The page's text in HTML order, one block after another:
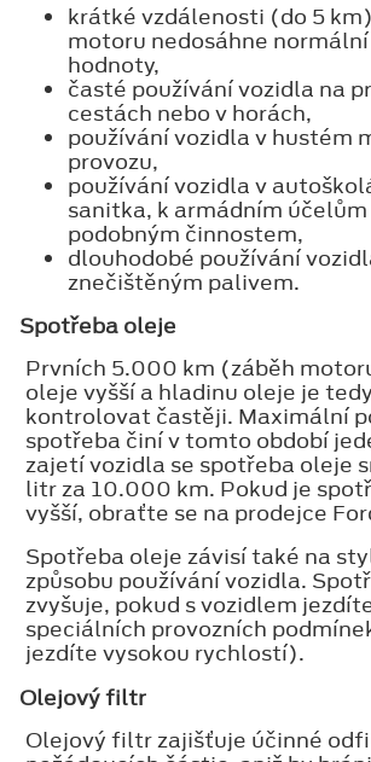
krátké vzdálenosti (do 5
motoru nedosáhne
hodnoty,
časté používání vozidla na
cestách nebo v horách,
používání vozidla v hustém
provozu,
používání vozidla v
sanitka, k armádním účelům
podobným činnostem,
dlouhodobé používání
znečištěným palivem.
Spotřeba oleje
Prvních 5.000 km (záběh
oleje vyšší a hladinu oleje je
kontrolovat častěji. Maximální
spotřeba činí v tomto období
zajetí vozidla se spotřeba oleje
litr za 10.000 km. Pokud je
vyšší, obraťte se na prodejce
Spotřeba oleje závisí také na
způsobu používání vozidla.
zvyšuje, pokud s vozidlem
speciálních provozních
jezdíte vysokou rychlostí).
Olejový filtr
Olejový filtr zajišťuje účinné